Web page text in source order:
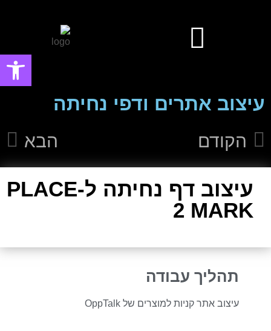
עיצוב אתרים ודפי נחיתה
הקודם הבא
עיצוב דף נחיתה ל-PLACE
2 MARK
תהליך עבודה
עיצוב אתר קניות למוצרים של OppTalk
פתח